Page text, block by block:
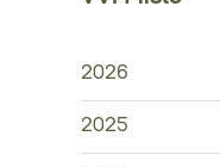
2026
2025